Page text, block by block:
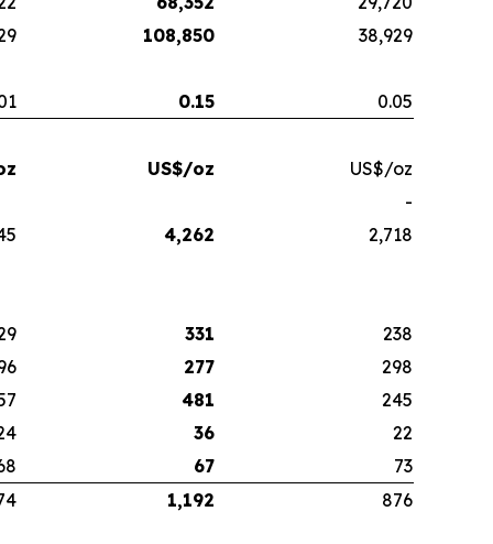
108,850 38,929
0.15 0.05
US$/oz
US$/oz
-
4,262 2,718
331
238
277
298
481
245
36
22
67
73
1,192 876